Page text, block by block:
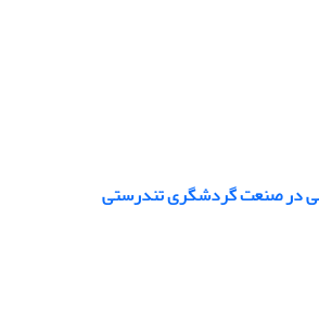
در صنعت گردشگری تندرستی